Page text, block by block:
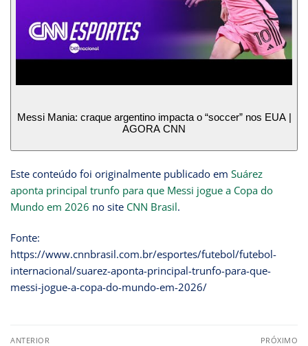
Messi Mania: craque argentino impacta o “soccer” nos EUA |
AGORA CNN
Este conteúdo foi originalmente publicado em Suárez
aponta principal trunfo para que Messi jogue a Copa do
Mundo em 2026 no site CNN Brasil.
Fonte:
https://www.cnnbrasil.com.br/esportes/futebol/futebol-
internacional/suarez-aponta-principal-trunfo-para-que-
messi-jogue-a-copa-do-mundo-em-2026/
ANTERIOR PRÓXIMO